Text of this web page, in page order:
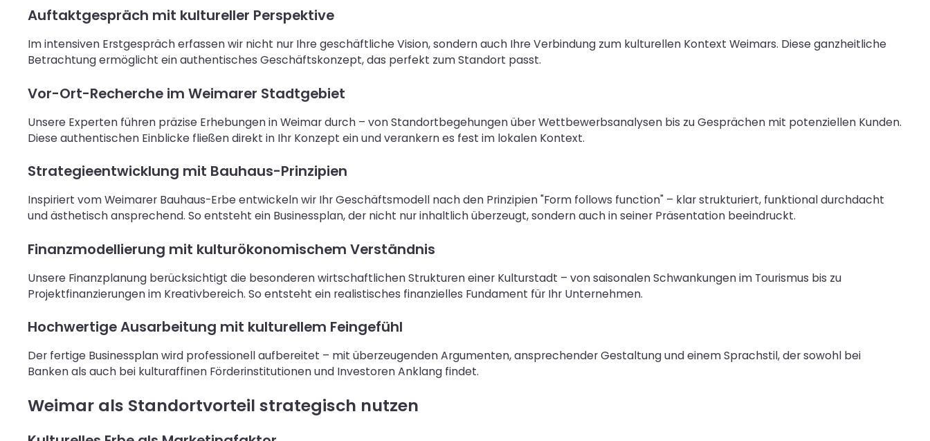
Auftaktgespräch mit kultureller Perspektive
Im intensiven Erstgespräch erfassen wir nicht nur Ihre geschäftliche Vision, sondern auch Ihre Verbindung zum kulturellen Kontext Weimars. Diese ganzheitliche
Betrachtung ermöglicht ein authentisches Geschäftskonzept, das perfekt zum Standort passt.
Vor-Ort-Recherche im Weimarer Stadtgebiet
Unsere Experten führen präzise Erhebungen in Weimar durch – von Standortbegehungen über Wettbewerbsanalysen bis zu Gesprächen mit potenziellen Kunden.
Diese authentischen Einblicke fließen direkt in Ihr Konzept ein und verankern es fest im lokalen Kontext.
Strategieentwicklung mit Bauhaus-Prinzipien
Inspiriert vom Weimarer Bauhaus-Erbe entwickeln wir Ihr Geschäftsmodell nach den Prinzipien "Form follows function" – klar strukturiert, funktional durchdacht
und ästhetisch ansprechend. So entsteht ein Businessplan, der nicht nur inhaltlich überzeugt, sondern auch in seiner Präsentation beeindruckt.
Finanzmodellierung mit kulturökonomischem Verständnis
Unsere Finanzplanung berücksichtigt die besonderen wirtschaftlichen Strukturen einer Kulturstadt – von saisonalen Schwankungen im Tourismus bis zu
Projektfinanzierungen im Kreativbereich. So entsteht ein realistisches finanzielles Fundament für Ihr Unternehmen.
Hochwertige Ausarbeitung mit kulturellem Feingefühl
Der fertige Businessplan wird professionell aufbereitet – mit überzeugenden Argumenten, ansprechender Gestaltung und einem Sprachstil, der sowohl bei
Banken als auch bei kulturaffinen Förderinstitutionen und Investoren Anklang findet.
Weimar als Standortvorteil strategisch nutzen